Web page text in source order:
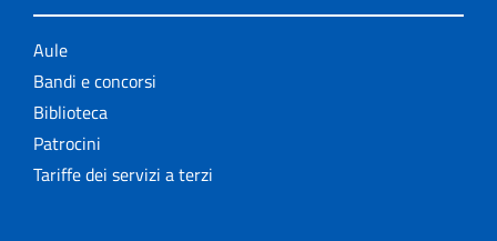
Aule
Bandi e concorsi
Biblioteca
Patrocini
Tariffe dei servizi a terzi